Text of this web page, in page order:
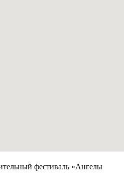
фестиваль «Ангелы